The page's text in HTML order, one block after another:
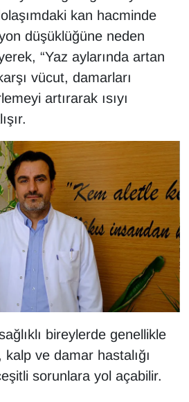
kan hacminde
düşüklüğüne neden
“Yaz aylarında artan
vücut, damarları
artırarak ısıyı
bireylerde genellikle
ve damar hastalığı
sorunlara yol açabilir.